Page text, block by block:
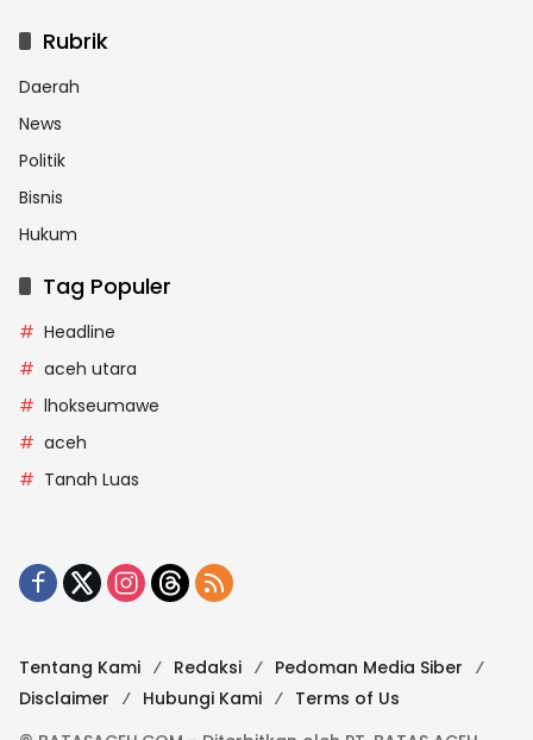
Rubrik
Daerah
News
Politik
Bisnis
Hukum
Tag Populer
Headline
aceh utara
lhokseumawe
aceh
Tanah Luas
Tentang Kami Redaksi
Pedoman Media Siber
Disclaimer
Hubungi Kami
Terms of Us